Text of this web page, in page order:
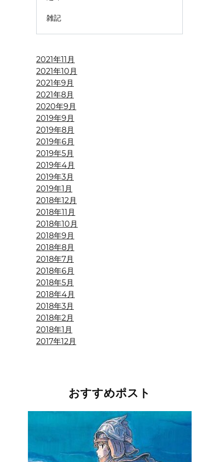
雑記
2021年11月
2021年10月
2021年9月
2021年8月
2020年9月
2019年9月
2019年8月
2019年6月
2019年5月
2019年4月
2019年3月
2019年1月
2018年12月
2018年11月
2018年10月
2018年9月
2018年8月
2018年7月
2018年6月
2018年5月
2018年4月
2018年3月
2018年2月
2018年1月
2017年12月
おすすめポスト